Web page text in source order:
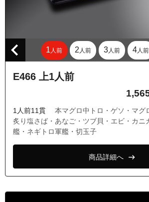
東京都東久留米市下里４丁目
東京都東久留米市下里６丁目
東京都東久留米市下里７丁目
東京都東久留米市新川町１丁目
東京都東久留米市新川町２丁目
東京都東久留米市神宝町２丁目
東京都東久留米市浅間町１丁目
東京都東久留米市浅間町２丁目
東京都東久留米市浅間町３丁目
1人前 2 人前 3人前 4人前
E466 上1人前
1人前11貫
本マグロ中トロ・ゲソ・マグ
炙り塩さば・あなご・ツブ貝・エビ・カニ
艦・ネギトロ軍艦・切玉子
商品詳細へ